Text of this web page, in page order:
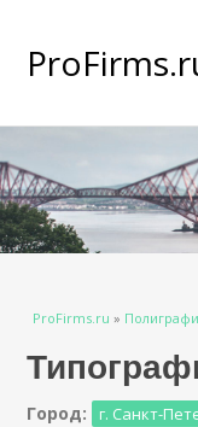
Вы здесь
ProFirms.ru »
Город: г. Санкт-